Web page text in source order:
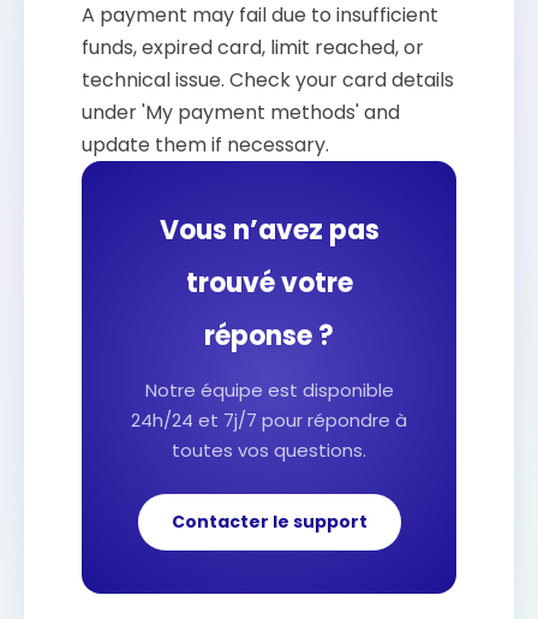
A payment may fail due to insufficient
funds, expired card, limit reached, or
technical issue. Check your card details
under 'My payment methods' and
update them if necessary.
Vous n’avez pas
trouvé votre
réponse ?
Notre équipe est disponible
24h/24 et 7j/7 pour répondre à
toutes vos questions.
Contacter le support